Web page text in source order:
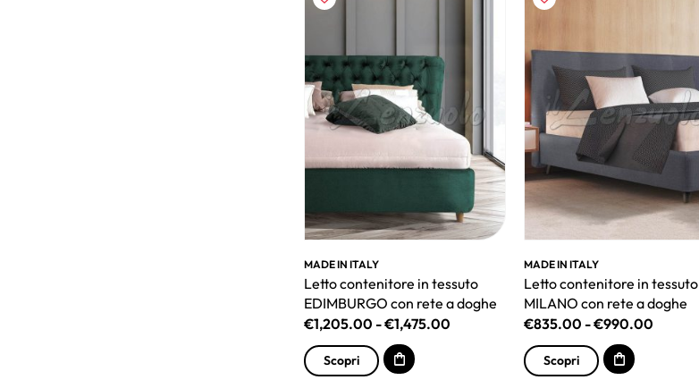
MADE IN ITALY
Letto contenitore in tessuto
EDIMBURGO con rete a doghe
€1,205.00 -€1,475.00
Scopri
MADE IN ITALY
Letto contenitore in tessuto
MILANO con rete a doghe
€835.00 -€990.00
Scopri